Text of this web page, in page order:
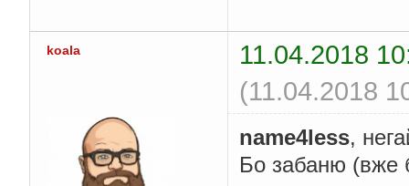
{
Console.
+ Gender);
}
}
Bird
koala
11.04.2018
(11.04.2018
name4less,
Бо забаню (вже